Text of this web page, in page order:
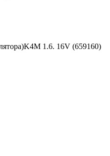
1.6. 16V (659160)